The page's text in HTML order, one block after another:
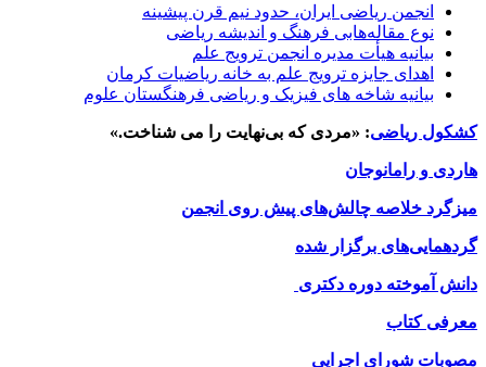
انجمن ریاضی ایران، حدود نیم قرن پیشینه
نوع مقاله‌هابی فرهنگ و اندیشه ریاضی
بیانیه هیأت مدیره انجمن ترویج علم
اهدای جایزه ترویج علم به خانه ریاضیات کرمان
بیانیه شاخه های فیزیک و ریاضی فرهنگستان علوم
کشکول ریاضی: «مردی که بی‌نهایت را می شناخت.»
هاردی و رامانوجان
میزگرد خلاصه چالش‌های پیش روی انجمن
گردهمایی‌های برگزار شده
دانش آموخته دوره دکتری
معرفی کتاب
مصوبات شورای اجرایی